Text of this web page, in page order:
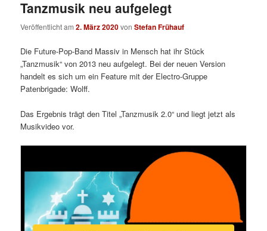
Tanzmusik neu aufgelegt
Veröffentlicht am2. März 2020vonStefan Frühauf
Die Future-Pop-Band Massiv in Mensch hat ihr Stück
„Tanzmusik“ von 2013 neu aufgelegt. Bei der neuen Version
handelt es sich um ein Feature mit der Electro-Gruppe
Patenbrigade: Wolff.
Das Ergebnis trägt den Titel „Tanzmusik 2.0“ und liegt jetzt als
Musikvideo vor.